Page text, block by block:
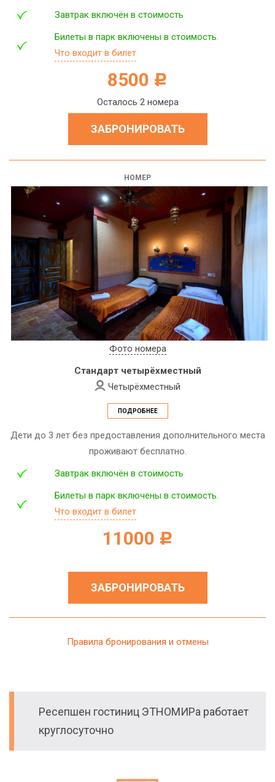
Завтрак включён в стоимость
Билеты в парк включены в стоимость.
Что входит в билет
8500 c
Осталось 2 номера
ЗАБРОНИРОВАТЬ
НОМЕР
Фото номера
Стандарт четырёхместный
Четырёхместный
ПОДРОБНЕЕ
Дети до 3 лет без предоставления дополнительного места
проживают бесплатно.
Завтрак включён в стоимость
Билеты в парк включены в стоимость.
Что входит в билет
11000 c
ЗАБРОНИРОВАТЬ
Правила бронирования и отмены
Ресепшен гостиниц ЭТНОМИРа работает
круглосуточно